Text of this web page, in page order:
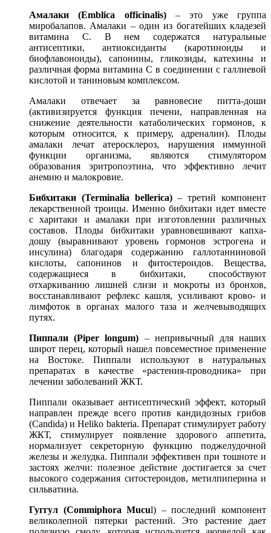
Амалаки (Emblica officinalis) – это уже группа
миробалапов. Амалаки – один из богатейших кладезей
витамина С. В нем содержатся натуральные
антисептики, антиоксиданты (каротиноиды и
биофлавоноиды), сапонины, гликозиды, катехины и
различная форма витамина С в соединении с галлиевой
кислотой и таниновым комплексом.
Амалаки отвечает за равновесие питта-доши
(активизируется функция печени, направленная на
снижение деятельности катаболических гормонов, к
которым относится, к примеру, адреналин). Плоды
амалаки лечат атеросклероз, нарушения иммунной
функции организма, являются стимулятором
образования эритропоэтина, что эффективно лечит
анемию и малокровие.
Бибхитаки (Terminalia bellerica)– третий компонент
лекарственной троицы. Именно бибхитаки идет вместе
с харитаки и амалаки при изготовлении различных
составов. Плоды бибхитаки уравновешивают капха-
дошу (выравнивают уровень гормонов эстрогена и
инсулина) благодаря содержанию галлотанниновой
кислоты, сапонинов и фитостероидов. Вещества,
содержащиеся в бибхитаки, способствуют
отхаркиванию лишней слизи и мокроты из бронхов,
восстанавливают рефлекс кашля, усиливают крово- и
лимфоток в органах малого таза и желчевыводящих
путях.
Пиппали (Piper longum) – непривычный для наших
широт перец, который нашел повсеместное применение
на Востоке. Пиппали используют в натуральных
препаратах в качестве «растения-проводника» при
лечении заболеваний ЖКТ.
Пиппали оказывает антисептический эффект, который
направлен прежде всего против кандидозных грибов
(Candida) и Heliko bakteria. Препарат стимулирует работу
ЖКТ, стимулирует появление здорового аппетита,
нормализует секреторную функцию поджелудочной
железы и желудка. Пиппали эффективен при тошноте и
застоях желчи: полезное действие достигается за счет
высокого содержания ситостероидов, метилпиперина и
сильватина.
Гуггул (Commiphora Mucul) – последний компонент
великолепной пятерки растений. Это растение дает